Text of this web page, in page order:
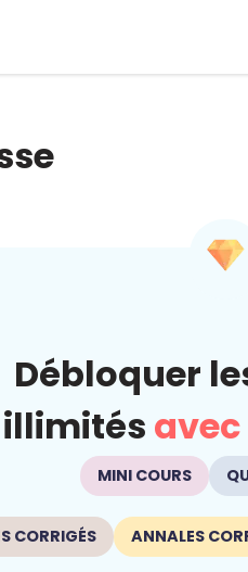
Débloquer
illimités avec
MINI COURS
CORRIGÉS ANNALES